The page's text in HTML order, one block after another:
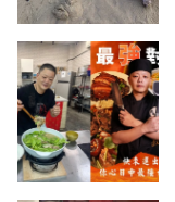
漢光42演習